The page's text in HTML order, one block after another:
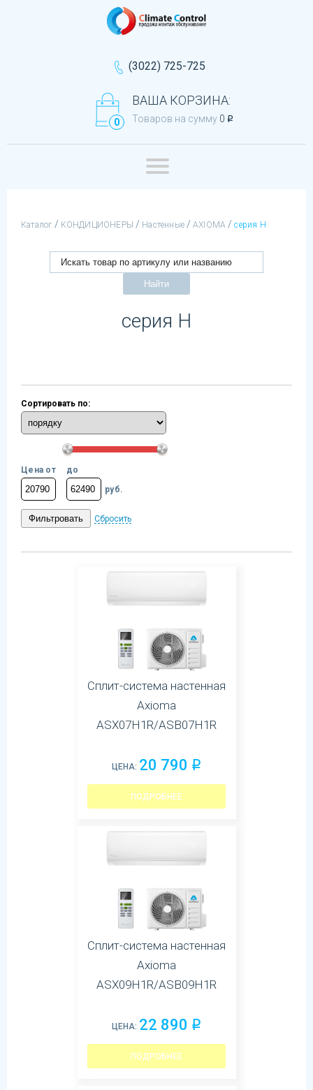
(3022) 725-725
0
ВАША КОРЗИНА:
Товаров на сумму 0 q
Каталог / КОНДИЦИОНЕРЫ / Настенные /AXIOMA /серия Н
Найти
серия Н
Сортировать по:
Цена от
до
руб.
Сбросить
Сплит-система настенная
Axioma
ASX07H1R/ASB07H1R
ЦЕНА: 20 790 q
ПОДРОБНЕЕ
Сплит-система настенная
Axioma
ASX09H1R/ASB09H1R
ЦЕНА: 22 890 q
ПОДРОБНЕЕ